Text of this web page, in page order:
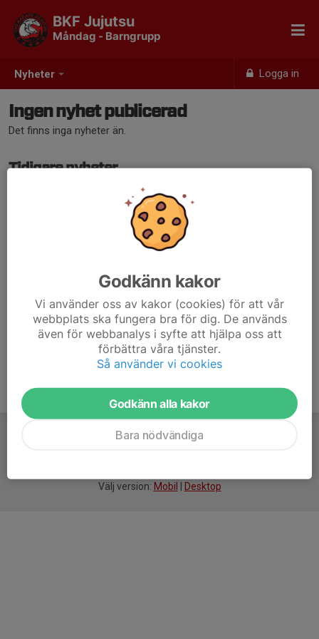
Nyheter Logga in
BKF Jujutsu
Måndag - Barngrupp
Ingen nyhet publicerad
Det finns inga nyheter än.
Tidigare nyheter
Det finns inga tidigare nyheter
Välj version: Mobil Desktop
Godkänn kakor
Vi använder oss av kakor (cookies) för att vår
webbplats ska fungera bra för dig. De används
även för webbanalys i syfte att hjälpa oss att
förbättra våra tjänster.
Så använder vi cookies
Godkänn alla kakor
Bara nödvändiga